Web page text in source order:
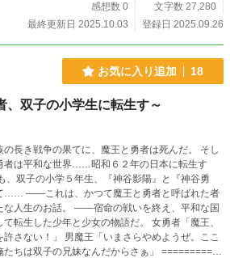
感想数 0
文字数 27,280
最終更新日 2025.10.03
登録日 2025.09.26
お気に入り追加 18
、双子の小学生に転生す～
の長き戦争の果てに、魔王と勇者は死んだ。 そし
者は平和な世界……昭和６２年の日本に転生す
、双子の小学５年生、『神谷影陽』と『神谷勇
者と呼ばれた者
な人生のお話。 ――宿命の戦いを終え、平和な国
生した少年と少女の物語だ。 女勇者「魔王、
許さない！」 男魔王「いまさらやめようぜ。ここ
たちは双子の兄妹なんだからさぁ」 ===========